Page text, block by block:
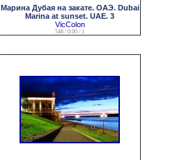
Марина Дубая на закате. ОАЭ. Dubai
Marina at sunset. UAE. 3
VicColon
546 / 0.00 / 1